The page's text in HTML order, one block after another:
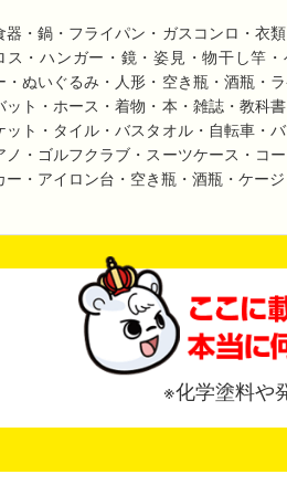
器・鍋・フライパン・ガスコンロ・衣
ス・ハンガー・鏡・姿見・物干し竿・
・ぬいぐるみ・人形・空き瓶・酒瓶・ラ
ット・ホース・着物・本・雑誌・教科
ット・タイル・バスタオル・自転車・
ノ・ゴルフクラブ・スーツケース・コ
ー・アイロン台・空き瓶・酒瓶・ケー
※化学塗料や